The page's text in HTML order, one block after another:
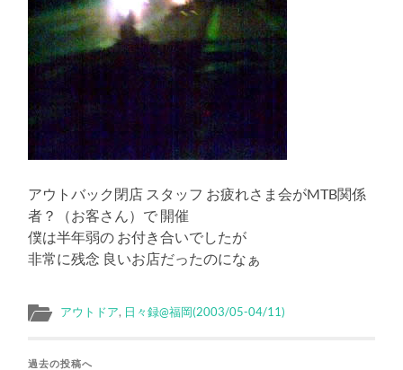
アウトバック閉店 スタッフ お疲れさま会がMTB関係
者？（お客さん）で 開催
僕は半年弱の お付き合いでしたが
非常に残念 良いお店だったのになぁ
アウトドア, 日々録@福岡(2003/05-04/11)
過去の投稿へ